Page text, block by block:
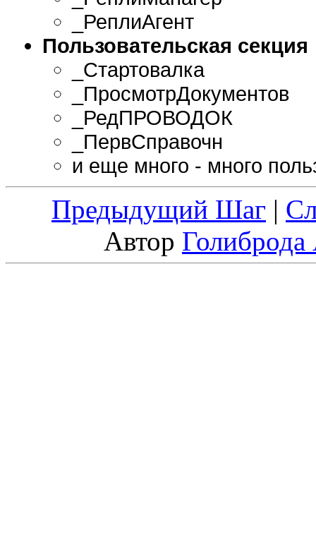
_РеплиАгент
Пользовательская секция
_Стартовалка
_ПросмотрДокументов
_РедПРОВОДОК
_ПервСправочн
и еще много - много
Предыдущий Шаг |
Автор Голиброда